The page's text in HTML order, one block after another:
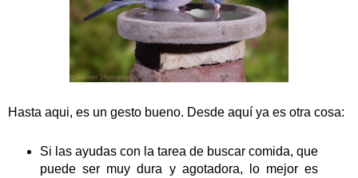
Hasta aqui, es un gesto bueno. Desde aquí ya es otra cosa:
Si las ayudas con la tarea de buscar comida, que
puede ser muy dura y agotadora, lo mejor es